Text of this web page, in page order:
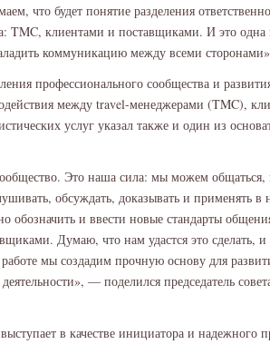
что будет понятие разделения
TMC, клиентами и поставщиками. И это одна
коммуникацию между всеми
профессионального сообщества и
между travel-менеджерами (TMC),
услуг указал также и один из
Это наша сила: мы можем общаться,
обсуждать, доказывать и применять в
обозначить и ввести новые стандарты
Думаю, что нам удастся это сделать, и
мы создадим прочную основу для
— поделился председатель
в качестве инициатора и надежного